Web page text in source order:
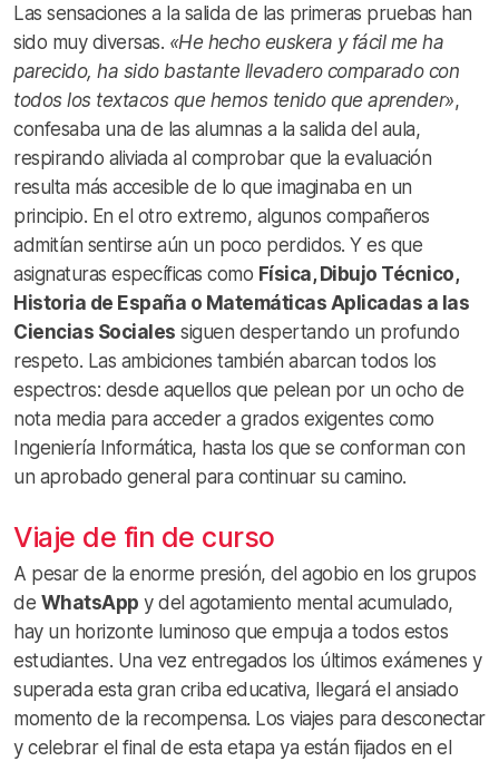
Las sensaciones a la salida de las primeras pruebas han
sido muy diversas. «He hecho euskera y fácil me ha
parecido, ha sido bastante llevadero comparado con
todos los textacos que hemos tenido que aprender»,
confesaba una de las alumnas a la salida del aula,
respirando aliviada al comprobar que la evaluación
resulta más accesible de lo que imaginaba en un
principio. En el otro extremo, algunos compañeros
admitían sentirse aún un poco perdidos. Y es que
asignaturas específicas como Física, Dibujo Técnico,
Historia de España o Matemáticas Aplicadas a las
Ciencias Sociales siguen despertando un profundo
respeto. Las ambiciones también abarcan todos los
espectros: desde aquellos que pelean por un ocho de
nota media para acceder a grados exigentes como
Ingeniería Informática, hasta los que se conforman con
un aprobado general para continuar su camino.
Viaje de fin de curso
A pesar de la enorme presión, del agobio en los grupos
de WhatsApp y del agotamiento mental acumulado,
hay un horizonte luminoso que empuja a todos estos
estudiantes. Una vez entregados los últimos exámenes y
superada esta gran criba educativa, llegará el ansiado
momento de la recompensa. Los viajes para desconectar
y celebrar el final de esta etapa ya están fijados en el